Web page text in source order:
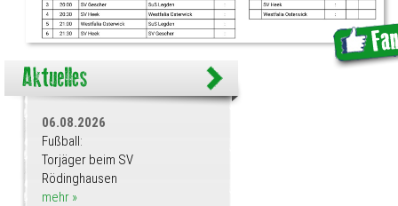
06.08.2026
Fußball:
Torjäger beim SV
Rödinghausen
mehr »